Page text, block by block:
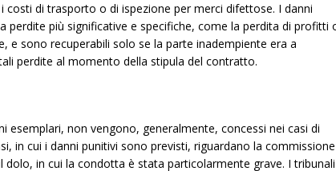
di trasporto o di ispezione per merci difettose. I danni
perdite più significative e specifiche, come la perdita di profitti
e sono recuperabili solo se la parte inadempiente era a
perdite al momento della stipula del contratto.
esemplari, non vengono, generalmente, concessi nei casi di
in cui i danni punitivi sono previsti, riguardano la
dolo, in cui la condotta è stata particolarmente grave. I tribunali